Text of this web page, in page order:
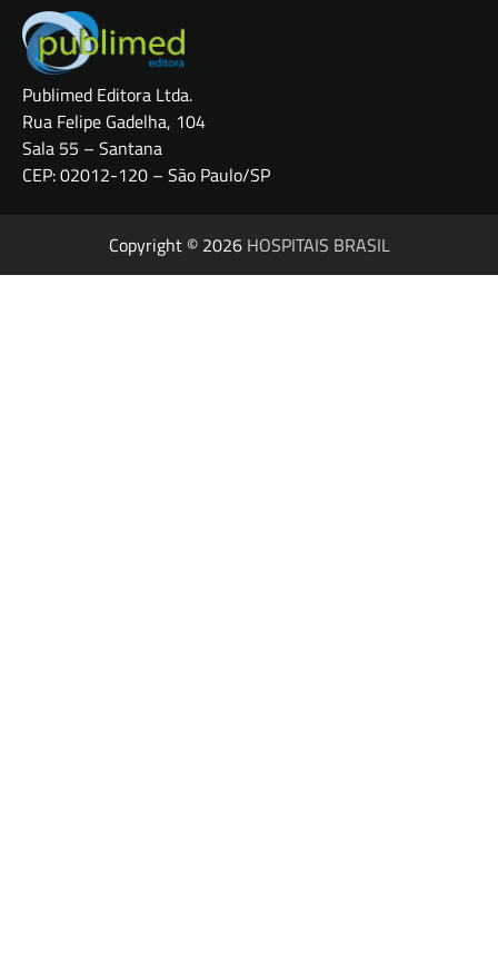
Publimed Editora Ltda.
Rua Felipe Gadelha, 104
Sala 55 – Santana
CEP: 02012-120 – São Paulo/SP
Copyright © 2026 HOSPITAIS BRASIL